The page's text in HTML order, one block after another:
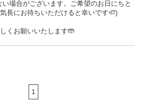
場合がございます。ご希望のお日にちと
長にお待ちいただけると幸いです🦥)
くお願いいたします🤲
1